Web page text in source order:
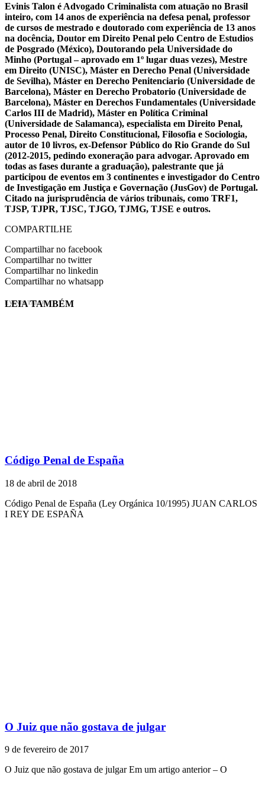
Evinis Talon é Advogado Criminalista com atuação no Brasil
inteiro, com 14 anos de experiência na defesa penal, professor
de cursos de mestrado e doutorado com experiência de 13 anos
na docência, Doutor em Direito Penal pelo Centro de Estudios
de Posgrado (México), Doutorando pela Universidade do
Minho (Portugal – aprovado em 1º lugar duas vezes), Mestre
em Direito (UNISC), Máster en Derecho Penal (Universidade
de Sevilha), Máster en Derecho Penitenciario (Universidade de
Barcelona), Máster en Derecho Probatorio (Universidade de
Barcelona), Máster en Derechos Fundamentales (Universidade
Carlos III de Madrid), Máster en Política Criminal
(Universidade de Salamanca), especialista em Direito Penal,
Processo Penal, Direito Constitucional, Filosofia e Sociologia,
autor de 10 livros, ex-Defensor Público do Rio Grande do Sul
(2012-2015, pedindo exoneração para advogar. Aprovado em
todas as fases durante a graduação), palestrante que já
participou de eventos em 3 continentes e investigador do Centro
de Investigação em Justiça e Governação (JusGov) de Portugal.
Citado na jurisprudência de vários tribunais, como TRF1,
TJSP, TJPR, TJSC, TJGO, TJMG, TJSE e outros.
COMPARTILHE
Compartilhar no facebook
Compartilhar no twitter
Compartilhar no linkedin
Compartilhar no whatsapp
EVINIS TALON
LEIA TAMBÉM
Código Penal de España
18 de abril de 2018
Código Penal de España (Ley Orgánica 10/1995) JUAN CARLOS
I REY DE ESPAÑA
O Juiz que não gostava de julgar
9 de fevereiro de 2017
O Juiz que não gostava de julgar Em um artigo anterior – O